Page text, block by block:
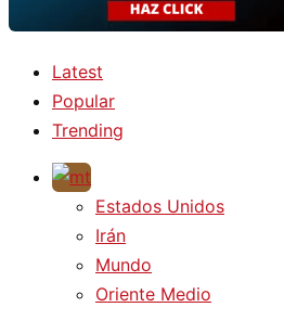
Latest
Popular
Trending
Estados Unidos
Irán
Mundo
Oriente Medio